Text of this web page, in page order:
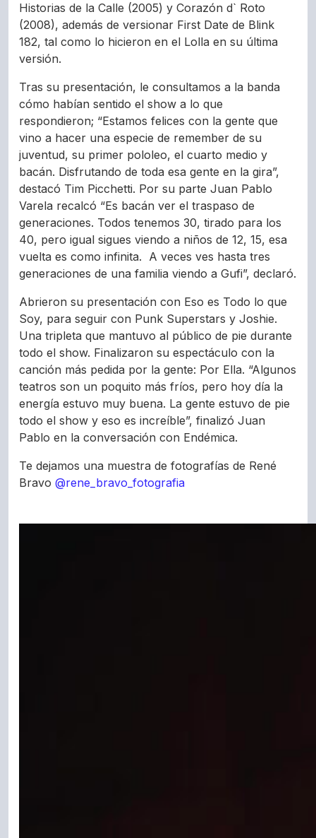
Historias de la Calle (2005) y Corazón d` Roto
(2008), además de versionar First Date de Blink
182, tal como lo hicieron en el Lolla en su última
versión.
Tras su presentación, le consultamos a la banda
cómo habían sentido el show a lo que
respondieron; “Estamos felices con la gente que
vino a hacer una especie de remember de su
juventud, su primer pololeo, el cuarto medio y
bacán. Disfrutando de toda esa gente en la gira”,
destacó Tim Picchetti. Por su parte Juan Pablo
Varela recalcó “Es bacán ver el traspaso de
generaciones. Todos tenemos 30, tirado para los
40, pero igual sigues viendo a niños de 12, 15, esa
vuelta es como infinita. A veces ves hasta tres
generaciones de una familia viendo a Gufi”, declaró.
Abrieron su presentación con Eso es Todo lo que
Soy, para seguir con Punk Superstars y Joshie.
Una tripleta que mantuvo al público de pie durante
todo el show. Finalizaron su espectáculo con la
canción más pedida por la gente: Por Ella. “Algunos
teatros son un poquito más fríos, pero hoy día la
energía estuvo muy buena. La gente estuvo de pie
todo el show y eso es increíble”, finalizó Juan
Pablo en la conversación con Endémica.
Te dejamos una muestra de fotografías de René
Bravo @rene_bravo_fotografia